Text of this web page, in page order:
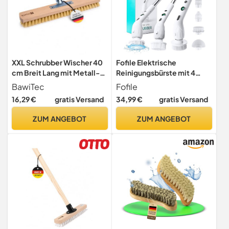
XXL Schrubber Wischer 40
cm Breit Lang mit Metall-
Stielhalter Fibre Borsten
BawiTec
16,29 € gratis Versand
ZUM ANGEBOT
Fofile Elektrische
Reinigungsbürste mit 4
Ersatzköpfen, 25kg
Druckkraft, 2
Geschwindigkeiten, 2500
Wasserdicht, 3 Länge
Bad,Küche,Fenster,Boden
Fofile
34,99 € gratis Versand
ZUM ANGEBOT